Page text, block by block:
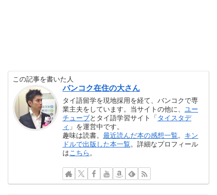
この記事を書いた人
バンコク在住の大さん
タイ語留学を現地採用を経て、バンコクで専
業主夫をしています。当サイトの他に、ユー
チューブとタイ語学習サイト「 タイスタデ
ィ 」を運営中です。
趣味は読書。最近読んだ本の感想一覧。 キン
ドルで出版した本一覧。詳細なプロフィール
はこちら。